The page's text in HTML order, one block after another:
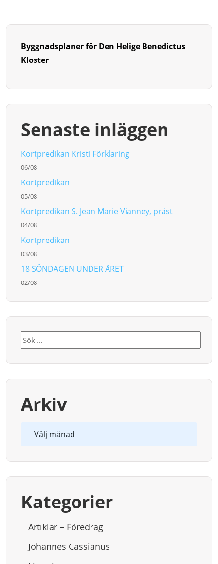
Byggnadsplaner för Den Helige Benedictus
Kloster
Senaste inläggen
Kortpredikan Kristi Förklaring
06/08
Kortpredikan
05/08
Kortpredikan S. Jean Marie Vianney, präst
04/08
Kortpredikan
03/08
18 SÖNDAGEN UNDER ÅRET
02/08
Sök
efter:
Arkiv
Kategorier
Artiklar – Föredrag
Johannes Cassianus